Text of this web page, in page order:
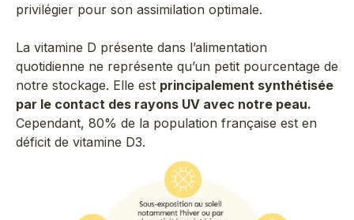
privilégier pour son assimilation optimale.
La vitamine D présente dans l’alimentation
quotidienne ne représente qu’un petit pourcentage de
notre stockage. Elle est principalement synthétisée
par le contact des rayons UV avec notre peau.
Cependant, 80% de la population française est en
déficit de vitamine D3.